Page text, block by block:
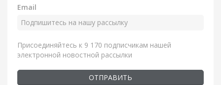
Email
Присоединяйтесь к 9 170 подписчикам нашей
электронной новостной рассылки
ОТПРАВИТЬ